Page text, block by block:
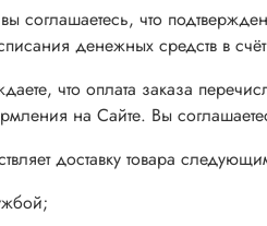
соглашаетесь, что
денежных средств в
что оплата заказа
на Сайте. Вы
доставку товара